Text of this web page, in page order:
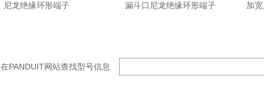
尼龙绝缘环形端子 漏斗口尼龙绝缘环形端子 加
在PANDUIT网站查找型号信息